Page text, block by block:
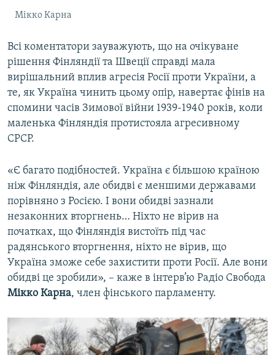
Мікко Карна
Всі коментатори зауважують, що на очікуване
рішення Фінляндії та Швеції справді мала
вирішальний вплив агресія Росії проти України, а
те, як Україна чинить цьому опір, навертає фінів на
спомини часів Зимової війни 1939-1940 років, коли
маленька Фінляндія протистояла агресивному
СРСР.
«Є багато подібностей. Україна є більшою країною
ніж Фінляндія, але обидві є меншими державами
порівняно з Росією. І вони обидві зазнали
незаконних вторгнень… Ніхто не вірив на
початках, що Фінляндія вистоїть під час
радянського вторгнення, ніхто не вірив, що
Україна зможе себе захистити проти Росії. Але вони
обидві це зробили», – каже в інтерв’ю Радіо Свобода
Мікко Карна, член фінського парламенту.